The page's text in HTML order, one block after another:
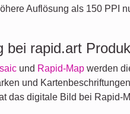
Auflösung als 150 PPI
bei rapid.art
und Rapid-Map werden
und
das digitale Bild bei Rapid-